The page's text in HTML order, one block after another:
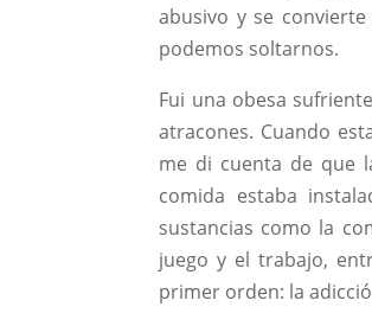
abusivo y se
podemos soltarnos.
Fui una obesa
atracones. Cuando
me di cuenta de que
comida estaba
sustancias como la
juego y el trabajo,
primer orden: la